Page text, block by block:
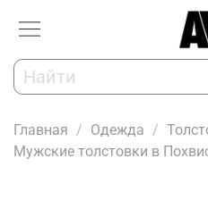
Главная Одежда
Мужские толстовки в